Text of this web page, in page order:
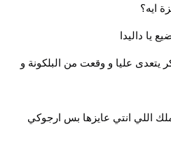
ايه؟
يا داليدا
يتعدى عليا و وقعت من البلكونة و
اللي انتي عايزها بس ارجوكي